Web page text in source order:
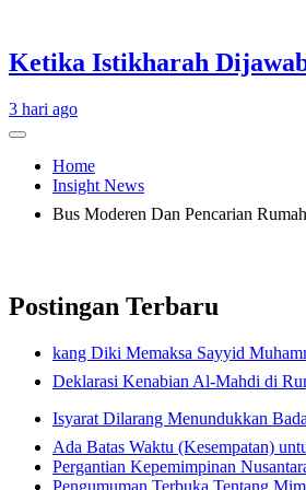
Ketika Istikharah
3 hari ago
Home
Insight News
Postingan Terbaru
kang Diki Memaksa Sayyid
Ada Batas Waktu (Kesempatan)
Pergantian Kepemimpinan
Pengumuman Terbuka Tentang